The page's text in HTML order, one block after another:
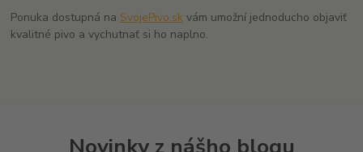
Ponuka dostupná na SvojePivo.sk vám umožní jednoducho objaviť
kvalitné pivo a vychutnať si ho naplno.